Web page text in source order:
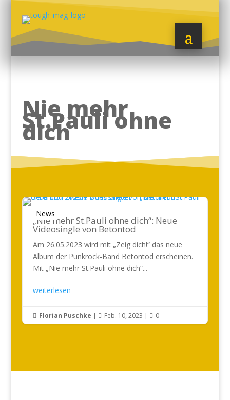
Nie mehr
St.Pauli ohne
dich
News
„Nie mehr St.Pauli ohne dich“: Neue
Videosingle von Betontod
Am 26.05.2023 wird mit „Zeig dich!“ das neue
Album der Punkrock-Band Betontod erscheinen.
Mit „Nie mehr St.Pauli ohne dich“...
weiterlesen
 Florian Puschke |  Feb. 10, 2023 |  0